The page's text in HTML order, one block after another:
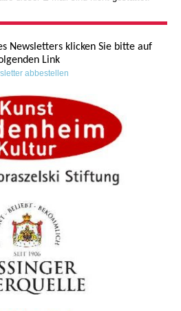
Newsletters klicken Sie bitte auf
Link
abbestellen